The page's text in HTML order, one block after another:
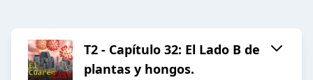
T2 - Capítulo 32: El Lado B de
plantas y hongos.